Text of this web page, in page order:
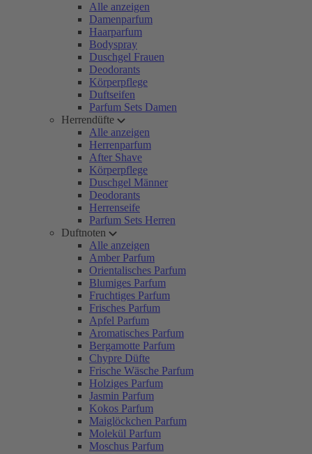
Alle anzeigen
Damenparfum
Haarparfum
Bodyspray
Duschgel Frauen
Deodorants
Körperpflege
Duftseifen
Parfum Sets Damen
Herrendüfte
Alle anzeigen
Herrenparfum
After Shave
Körperpflege
Duschgel Männer
Deodorants
Herrenseife
Parfum Sets Herren
Duftnoten
Alle anzeigen
Amber Parfum
Orientalisches Parfum
Blumiges Parfum
Fruchtiges Parfum
Frisches Parfum
Apfel Parfum
Aromatisches Parfum
Bergamotte Parfum
Chypre Düfte
Frische Wäsche Parfum
Holziges Parfum
Jasmin Parfum
Kokos Parfum
Maiglöckchen Parfum
Molekül Parfum
Moschus Parfum